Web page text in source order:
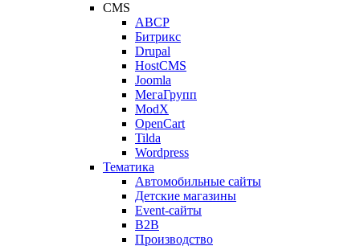
CMS
ABCP
Битрикс
Drupal
HostCMS
Joomla
МегаГрупп
ModX
OpenCart
Tilda
Wordpress
Тематика
Автомобильные сайты
Детские магазины
Event-сайты
B2B
Производство